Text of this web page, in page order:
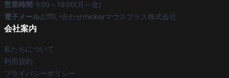
営業時間: 9:00～18:00(月～金)
電子メールお問い合わせmickeyマウスプラス株式会社
会社案内
私たちについて
利用規約
プライバシーポリシー